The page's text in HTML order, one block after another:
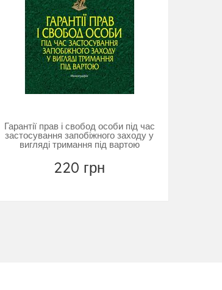
Гарантії прав і свобод особи під час
застосування запобіжного заходу у
вигляді тримання під вартою
220 грн